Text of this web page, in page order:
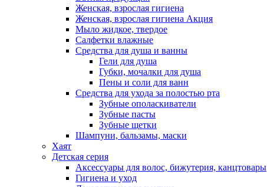
Женская, взрослая гигиена
Женская, взрослая гигиена Акция
Мыло жидкое, твердое
Салфетки влажные
Средства для душа и ванны
Гели для душа
Губки, мочалки для душа
Пены и соли для ванн
Средства для ухода за полостью рта
Зубные ополаскиватели
Зубные пасты
Зубные щетки
Шампуни, бальзамы, маски
Хаят
Детская серия
Аксессуары для волос, бижутерия, канцтовары
Гигиена и уход